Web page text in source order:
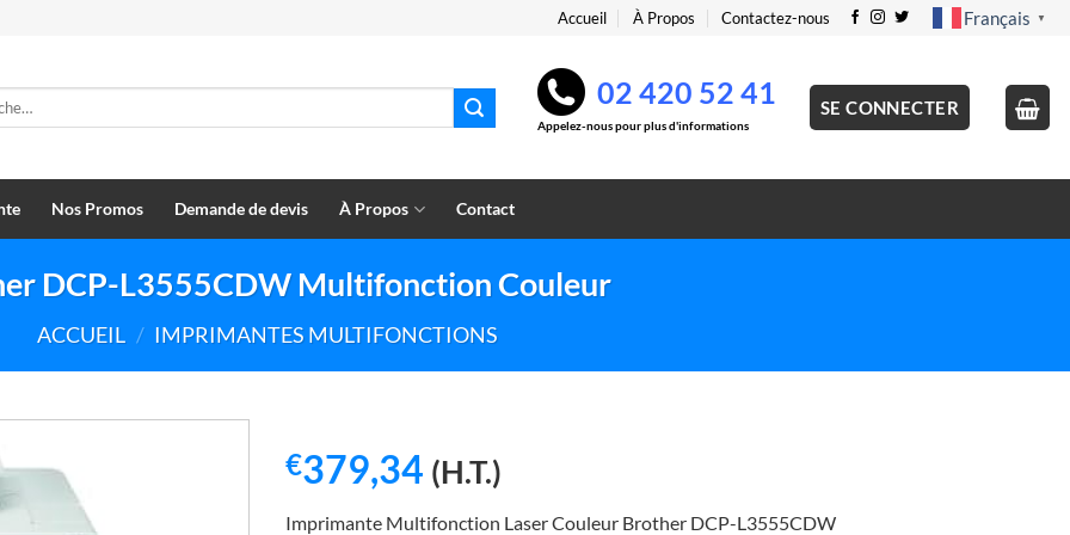
Accueil À Propos Contactez-nous Français ▼
02 420 52 41
Appelez-nous pour plus d'informations
SE CONNECTER
Nos Promos Demande de devis À Propos Contact
DCP-L3555CDW Multifonction Couleur
ACCUEIL / IMPRIMANTES MULTIFONCTIONS
€379,34 (H.T.)
Imprimante Multifonction Laser Couleur Brother DCP-L3555CDW